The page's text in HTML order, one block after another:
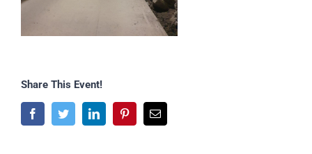
Share This Event!
FacebookTwitterLinkedInPinterestE-
Mail